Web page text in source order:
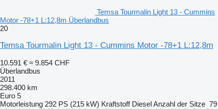
Temsa Tourmalin Light 13 - Cummins
Motor -78+1 L:12,8m Überlandbus
20
Temsa Tourmalin Light 13 - Cummins Motor -78+1 L:12,8m
10.591 € ≈ 9.854 CHF
Überlandbus
2011
298.400 km
Euro 5
Motorleistung 292 PS (215 kW) Kraftstoff DieselAnzahl der Sitze 79